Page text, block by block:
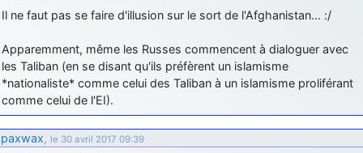
Il ne faut pas se faire d'illusion sur le sort de l'Afghanistan… :/
Apparemment, même les Russes commencent à dialoguer avec
les Taliban (en se disant qu'ils préfèrent un islamisme
*nationaliste* comme celui des Taliban à un islamisme proliférant
comme celui de l'EI).
paxwax, le 30 avril 2017 09:39